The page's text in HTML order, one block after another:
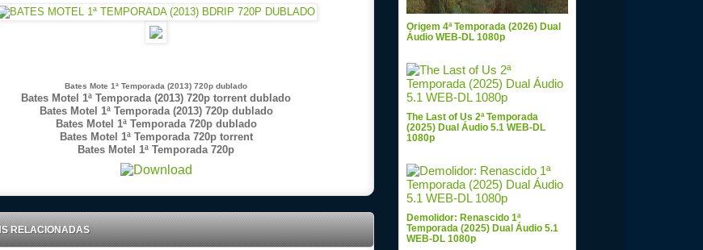
Bates Mote 1ª Temporada (2013) 720p dublado
Bates Motel 1ª Temporada (2013) 720p torrent dublado
Bates Motel 1ª Temporada (2013) 720p dublado
Bates Motel 1ª Temporada 720p dublado
Bates Motel 1ª Temporada 720p torrent
Bates Motel 1ª Temporada 720p
RELACIONADAS
Origem 4ª Temporada (2026) Dual
Áudio WEB-DL 1080p
The Last of Us 2ª Temporada
(2025) Dual Áudio 5.1 WEB-DL
1080p
Demolidor: Renascido 1ª
Temporada (2025) Dual Áudio 5.1
WEB-DL 1080p